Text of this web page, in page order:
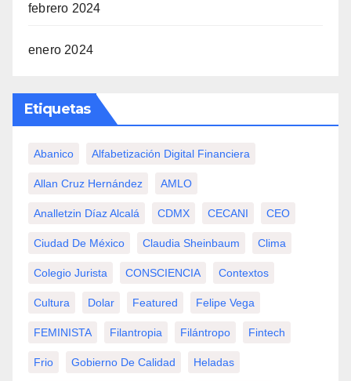
febrero 2024
enero 2024
Etiquetas
Abanico Alfabetización Digital Financiera
Allan Cruz Hernández AMLO
Analletzin Díaz Alcalá CDMX CECANI CEO
Ciudad De México Claudia Sheinbaum Clima
Colegio Jurista CONSCIENCIA Contextos
Cultura Dolar Featured Felipe Vega
FEMINISTA Filantropia Filántropo Fintech
Frio Gobierno De Calidad Heladas